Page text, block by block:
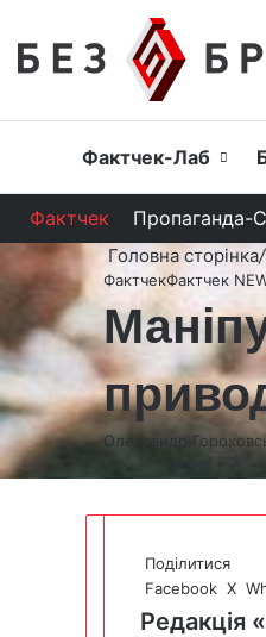
Головна
Фактчек-Лаб
Фактчек Пропаганда-
Головна сторінка/
ФактчекФактчек
Олександр
Поділитися
Facebook X
Редакція